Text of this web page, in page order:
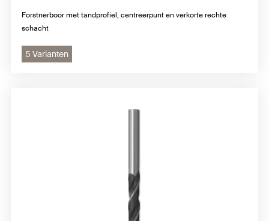
Forstnerboor met tandprofiel, centreerpunt en verkorte rechte
schacht
5 Varianten